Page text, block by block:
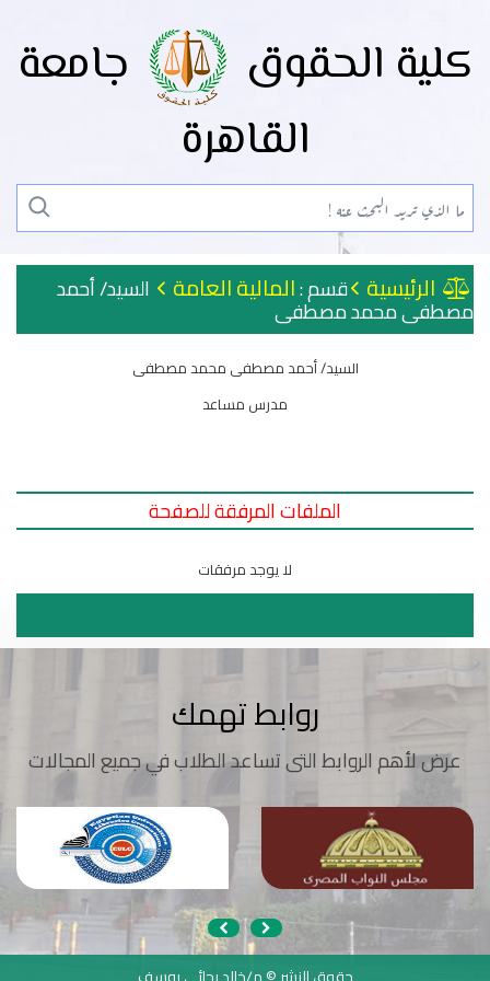
كلية الحقوق
جامعة
القاهرة
الرئيسية قسم :المالية العامة السيد/ أحمد
مصطفى محمد مصطفى
السيد/ أحمد مصطفى محمد مصطفى
مدرس مساعد
الملفات المرفقة للصفحة
لا يوجد مرفقات
روابط تهمك
عرض لأهم الروابط التى تساعد الطلاب في جميع المجالات